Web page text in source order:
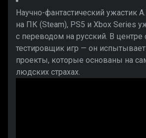
Научно-фантастический ужастик
на ПК (Steam), PS5 и Xbox Series
с переводом на русский. В
тестировщик игр — он испытывает
проекты, которые основаны на
людских страхах.